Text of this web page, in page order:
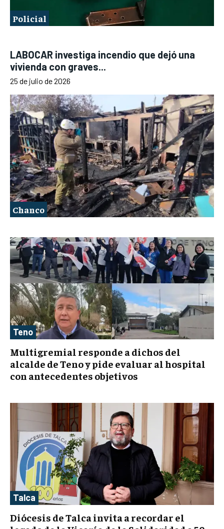
Policial
LABOCAR investiga incendio que dejó una
vivienda con graves...
25 de julio de 2026
Chanco
Teno
Multigremial responde a dichos del
alcalde de Teno y pide evaluar al hospital
con antecedentes objetivos
Talca
Diócesis de Talca invita a recordar el